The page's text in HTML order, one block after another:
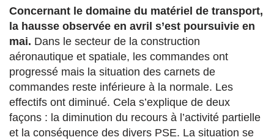
Concernant le domaine du matériel de transport,
la hausse observée en avril s’est poursuivie en
mai. Dans le secteur de la construction
aéronautique et spatiale, les commandes ont
progressé mais la situation des carnets de
commandes reste inférieure à la normale. Les
effectifs ont diminué. Cela s’explique de deux
façons : la diminution du recours à l’activité partielle
et la conséquence des divers PSE. La situation se